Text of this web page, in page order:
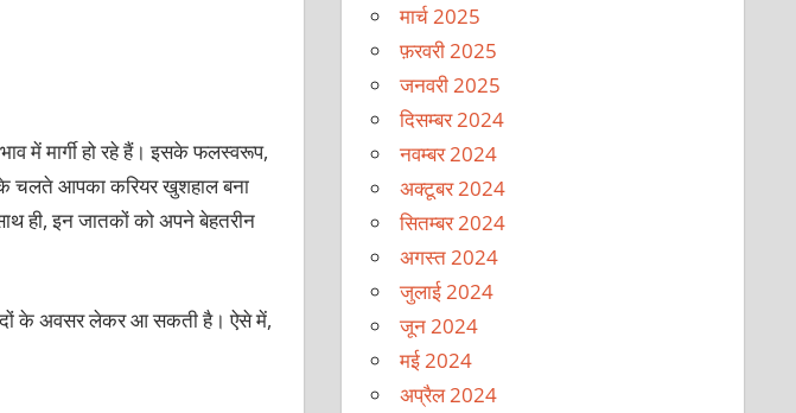
में मार्गी हो रहे हैं। इसके फलस्वरूप,
चलते आपका करियर खुशहाल बना
ही, इन जातकों को अपने बेहतरीन
के अवसर लेकर आ सकती है। ऐसे में,
मार्च 2025
फ़रवरी 2025
जनवरी 2025
दिसम्बर 2024
नवम्बर 2024
अक्टूबर 2024
सितम्बर 2024
अगस्त 2024
जुलाई 2024
जून 2024
मई 2024
अप्रैल 2024